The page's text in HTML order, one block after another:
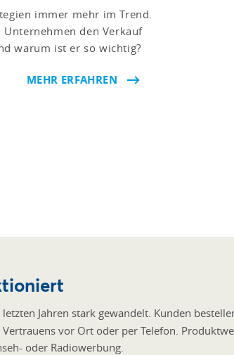
immer mehr im Trend.
den Verkauf
warum ist er so wichtig?
MEHR ERFAHREN
Jahren stark gewandelt. Kunden
vor Ort oder per Telefon.
oder Radiowerbung.